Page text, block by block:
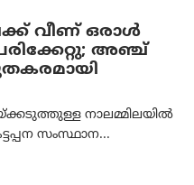
വീണ് ഒരാള്‍
അഞ്ച്
നാലമ്മിലയിൽ
സംസ്ഥാന...